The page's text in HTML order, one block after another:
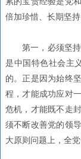
倍加珍惜、长期坚
第一，必须坚
是中国特色社会主
的。正是因为始终
程，才能成功应对
危机，才能既不走
须不断改善党的领
大原则问题上，全